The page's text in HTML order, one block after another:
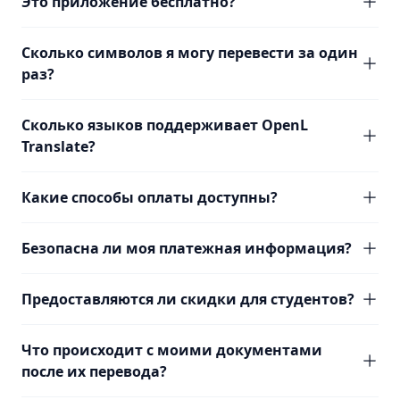
Сколько символов я могу перевести за один
раз?
Сколько языков поддерживает OpenL
Translate?
Какие способы оплаты доступны?
Безопасна ли моя платежная информация?
Предоставляются ли скидки для студентов?
Что происходит с моими документами
после их перевода?